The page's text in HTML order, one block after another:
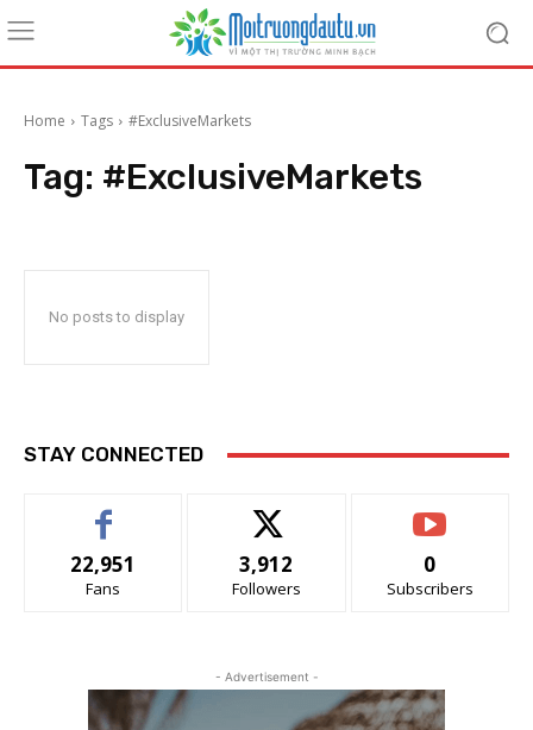
Home Tags #ExclusiveMarkets
Tag: #ExclusiveMarkets
No posts to display
STAY CONNECTED
22,951
Fans
3,912
Followers
0
Subscribers
- Advertisement -